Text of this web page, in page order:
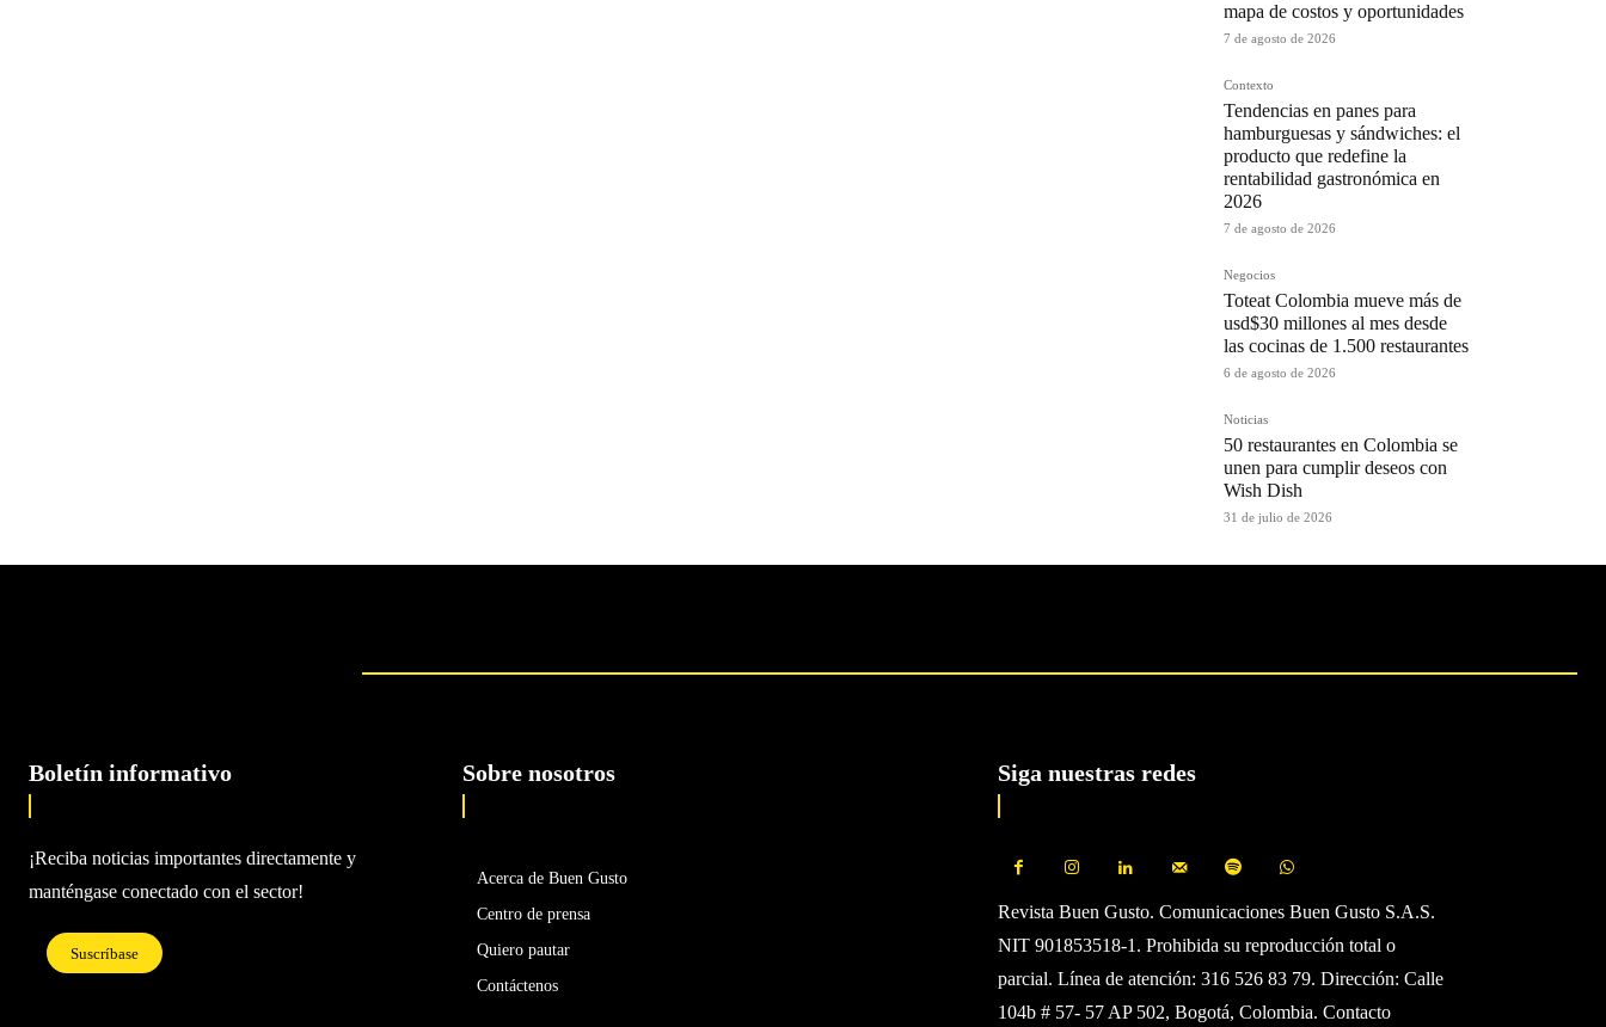
mapa de costos y oportunidades
7 de agosto de 2026
Contexto
Tendencias en panes para
hamburguesas y sándwiches: el
producto que redefine la
rentabilidad gastronómica en
2026
7 de agosto de 2026
Negocios
Toteat Colombia mueve más de
usd$30 millones al mes desde
las cocinas de 1.500 restaurantes
6 de agosto de 2026
Noticias
50 restaurantes en Colombia se
unen para cumplir deseos con
Wish Dish
31 de julio de 2026
Boletín informativo
¡Reciba noticias importantes directamente y
manténgase conectado con el sector!
Suscríbase
Sobre nosotros
Acerca de Buen Gusto
Centro de prensa
Quiero pautar
Contáctenos
Siga nuestras redes
Revista Buen Gusto. Comunicaciones Buen Gusto S.A.S.
NIT 901853518-1. Prohibida su reproducción total o
parcial. Línea de atención: 316 526 83 79. Dirección: Calle
104b # 57- 57 AP 502, Bogotá, Colombia. Contacto